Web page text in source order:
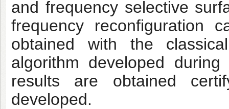
and frequency selective
frequency reconfiguration
obtained with the
algorithm developed
results are obtained
developed.